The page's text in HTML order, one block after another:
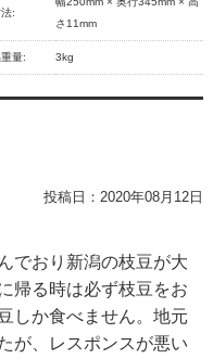
:
さ11mm
量: 3kg
投稿日： 2020年08月12日
でおり新潟の枝豆が大
帰る時は必ず枝豆をお
しか食べません。地元
が、レスポンスが悪い